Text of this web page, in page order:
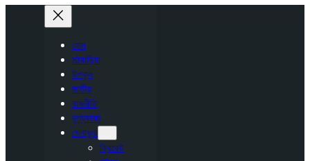
হোম
মঠবাড়িয়া
উপকূল
জাতীয়
রাজনীতি
দৃশ্যকাব্য
খেলাধুলা
ক্রিকেট